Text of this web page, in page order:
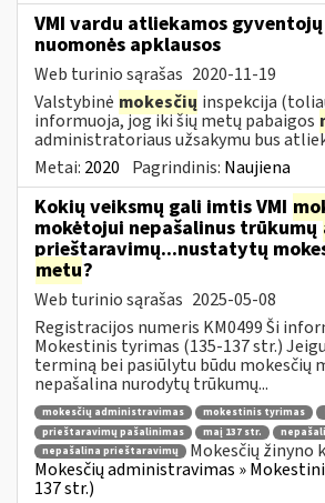
VMI vardu atliekamos gyventojų
nuomonės apklausos
Web turinio sąrašas 2020-11-19
Valstybinė mokesčių inspekcija
informuoja, jog iki šių metų pabaigos
administratoriaus užsakymu bus
Metai: 2020 Pagrindinis: Naujiena
Kokių veiksmų gali imtis VMI
mokėtojui nepašalinus trūkumų
prieštaravimų...nustatytų
metu?
Web turinio sąrašas 2025-05-08
Registracijos numeris KM0499 Ši
Mokestinis tyrimas (135-137 str.)
terminą bei pasiūlytu būdu mokesčių
nepašalina nurodytų trūkumų...
mokesčių administravimas mokestinis tyrimas
prieštaravimų pašalinimas
maį 137 str.
nepašalina prieštaravimų
Mokesčių žinyno
Mokesčių administravimas »
137 str.)